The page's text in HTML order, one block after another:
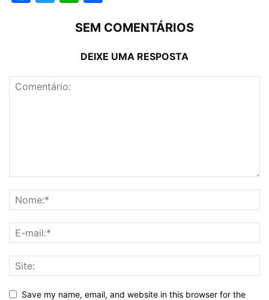
SEM COMENTÁRIOS
DEIXE UMA RESPOSTA
Save my name, email, and website in this browser for the